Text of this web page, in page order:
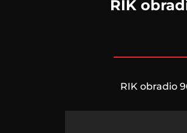
RIK
RIK obradio